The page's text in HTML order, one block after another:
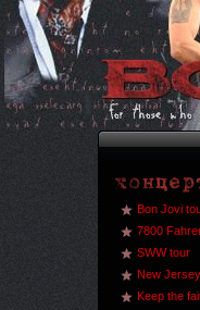
Bon Jovi
7800
SWW tour
New
Keep the